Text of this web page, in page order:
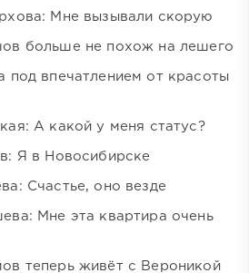
Мне вызывали скорую
больше не похож на лешего
под впечатлением от красоты
А какой у меня статус?
Я в Новосибирске
Счастье, оно везде
Мне эта квартира очень
теперь живёт с Вероникой